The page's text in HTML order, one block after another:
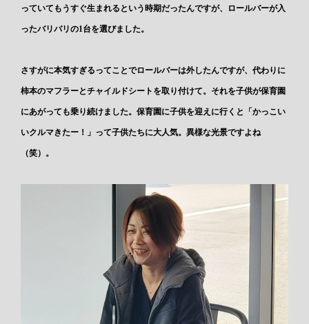
っていてもうすぐ生まれるという時期だったんですが、ロールバーが入
ったバリバリの1台を選びました。
さすがに本気すぎるってことでロールバーは外したんですが、代わりに
柿本のマフラーとチャイルドシートを取り付けて。それを子供が保育園
にあがっても乗り続けました。保育園に子供を迎えに行くと「かっこい
いクルマきたー！」って子供たちに大人気。異様な光景ですよね
（笑）。